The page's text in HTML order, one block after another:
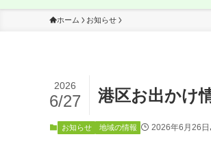
ホーム お知らせ
港区お出かけ
2026
6/27
お知らせ 地域の情報 2026年6月26日